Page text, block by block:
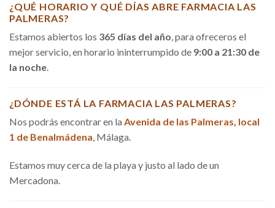
¿QUÉ HORARIO Y QUÉ DÍAS ABRE FARMACIA LAS
PALMERAS?
Estamos abiertos los 365 días del año, para ofreceros el
mejor servicio, en horario ininterrumpido de 9:00 a 21:30 de
la noche.
¿DÓNDE ESTÁ LA FARMACIA LAS PALMERAS?
Nos podrás encontrar en la Avenida de las Palmeras, local
1 de Benalmádena, Málaga.
Estamos muy cerca de la playa y justo al lado de un
Mercadona.